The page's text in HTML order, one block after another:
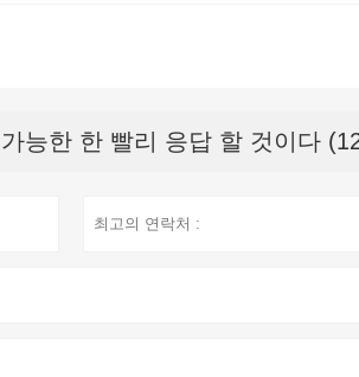
능한 한 빨리 응답 할 것이다